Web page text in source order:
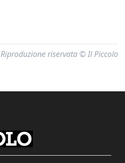
Riproduzione riservata © Il Piccolo